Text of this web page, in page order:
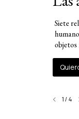
Siete
objetos
1/ 4